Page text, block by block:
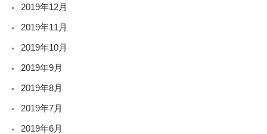
2019年12月
2019年11月
2019年10月
2019年9月
2019年8月
2019年7月
2019年6月